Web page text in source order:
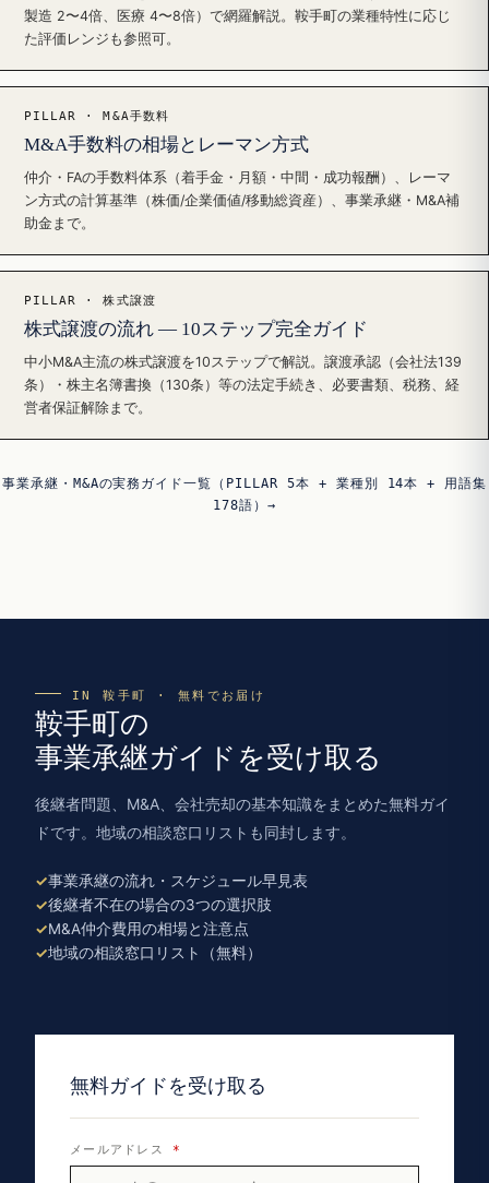
製造 2〜4倍、医療 4〜8倍）で網羅解説。鞍手町の業種特性に応じ
た評価レンジも参照可。
PILLAR · M&A手数料
M&A手数料の相場とレーマン方式
仲介・FAの手数料体系（着手金・月額・中間・成功報酬）、レーマ
ン方式の計算基準（株価/企業価値/移動総資産）、事業承継・M&A補
助金まで。
PILLAR · 株式譲渡
株式譲渡の流れ — 10ステップ完全ガイド
中小M&A主流の株式譲渡を10ステップで解説。譲渡承認（会社法139
条）・株主名簿書換（130条）等の法定手続き、必要書類、税務、経
営者保証解除まで。
事業承継・M&Aの実務ガイド一覧（PILLAR 5本 + 業種別 14本 + 用語集
178語）→
IN 鞍手町 · 無料でお届け
鞍手町の
事業承継ガイドを受け取る
後継者問題、M&A、会社売却の基本知識をまとめた無料ガイ
ドです。地域の相談窓口リストも同封します。
事業承継の流れ・スケジュール早見表
後継者不在の場合の3つの選択肢
M&A仲介費用の相場と注意点
地域の相談窓口リスト（無料）
無料ガイドを受け取る
メールアドレス *